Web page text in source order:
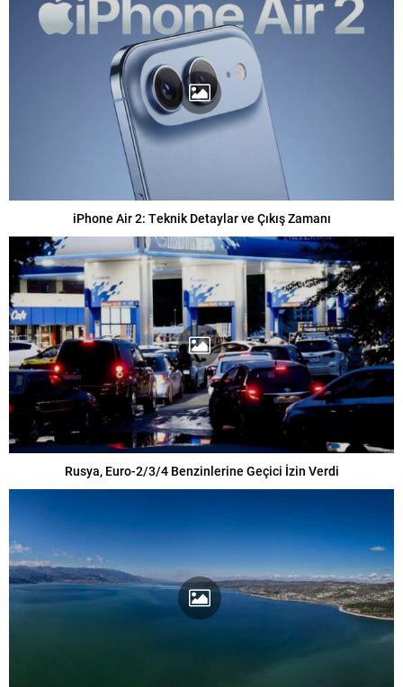
iPhone Air 2: Teknik Detaylar ve Çıkış Zamanı
Rusya, Euro-2/3/4 Benzinlerine Geçici İzin Verdi